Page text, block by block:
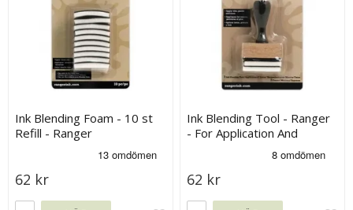
Ink Blending Foam - 10 st
Refill - Ranger
62 kr
Ink Blending Tool - Ranger
- For Application And
62 kr